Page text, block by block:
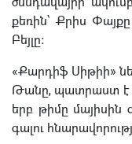
քեռին՝ Քրիս
Բեյլը։
«Քարդիֆ Սիթիի»
Թանը, պատրաստ է
երբ թիմը մայիսին
գալու